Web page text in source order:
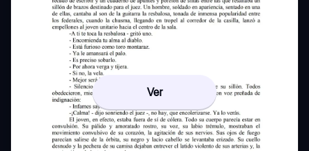
Ver